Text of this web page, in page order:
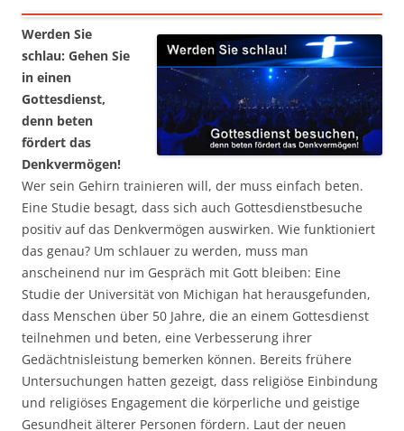
Werden Sie
schlau: Gehen Sie
in einen
Gottesdienst,
denn beten
fördert das
Denkvermögen!
Wer sein Gehirn trainieren will, der muss einfach beten.
Eine Studie besagt, dass sich auch Gottesdienstbesuche
positiv auf das Denkvermögen auswirken. Wie funktioniert
das genau? Um schlauer zu werden, muss man
anscheinend nur im Gespräch mit Gott bleiben: Eine
Studie der Universität von Michigan hat herausgefunden,
dass Menschen über 50 Jahre, die an einem Gottesdienst
teilnehmen und beten, eine Verbesserung ihrer
Gedächtnisleistung bemerken können. Bereits frühere
Untersuchungen hatten gezeigt, dass religiöse Einbindung
und religiöses Engagement die körperliche und geistige
Gesundheit älterer Personen fördern. Laut der neuen